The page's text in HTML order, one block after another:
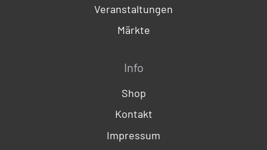
Veranstaltungen
Märkte
Info
Shop
Kontakt
Impressum